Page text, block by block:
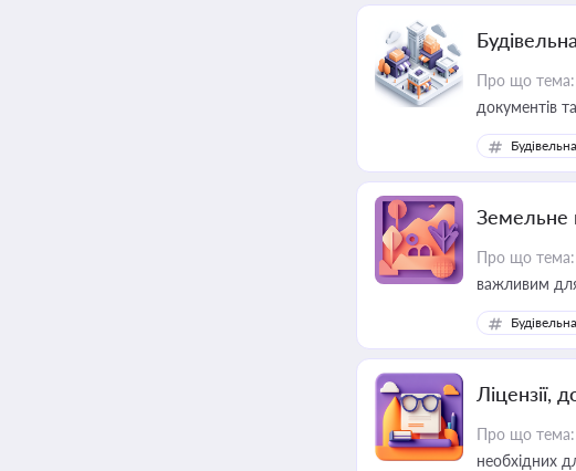
Про що тема:
документів
Земельне
Про що тема:
важливим
ресурсами
Ліцензії,
Про що тема:
необхідних